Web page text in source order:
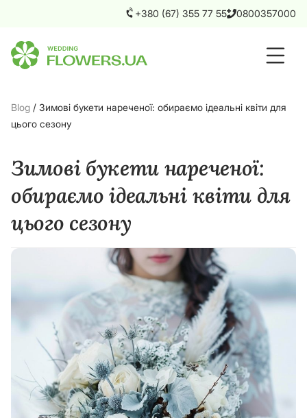
+380 (67) 355 77 55 0800357000
Blog / Зимові букети нареченої: обираємо ідеальні квіти для
цього сезону
Зимові букети нареченої:
обираємо ідеальні квіти для
цього сезону